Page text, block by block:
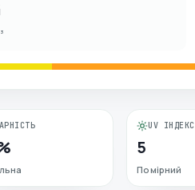
UV ІНДЕКС
5
Помірний